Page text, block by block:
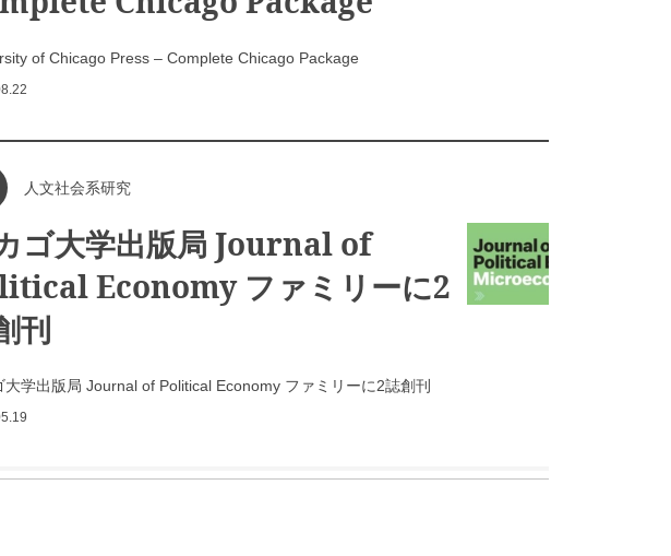
of Chicago Press – Complete Chicago Package
人文社会系研究
ゴ大学出版局 Journal of
Economy ファミリーに2
刊
大学出版局 Journal of Political Economy ファミリーに2誌創刊